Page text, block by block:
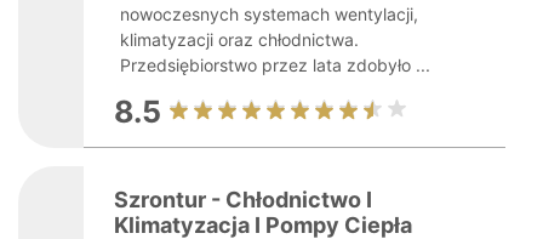
nowoczesnych systemach wentylacji,
klimatyzacji oraz chłodnictwa.
Przedsiębiorstwo przez lata zdobyło ...
8.5
Szrontur - Chłodnictwo I
Klimatyzacja I Pompy Ciepła